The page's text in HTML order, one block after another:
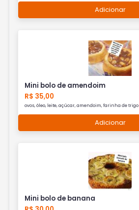
Adicionar
Mini bolo de amendoim
R$ 35,00
ovos, óleo, leite, açúcar, amendoim, farinha de trigo
Adicionar
Mini bolo de banana